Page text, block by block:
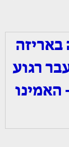
רגוע
האמינו